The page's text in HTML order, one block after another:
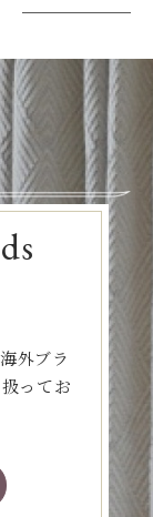
外ブラ
ってお